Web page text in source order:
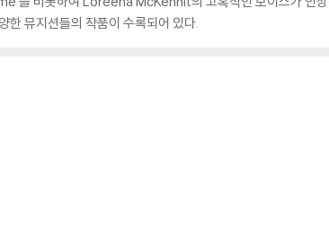
뮤지션들의 작품이 수록되어 있다.